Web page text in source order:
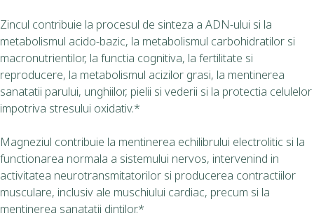
Zincul contribuie la procesul de sinteza a ADN-ului si la
metabolismul acido-bazic, la metabolismul carbohidratilor si
macronutrientilor, la functia cognitiva, la fertilitate si
reproducere, la metabolismul acizilor grasi, la mentinerea
sanatatii parului, unghiilor, pielii si vederii si la protectia celulelor
impotriva stresului oxidativ.*
Magneziul contribuie la mentinerea echilibrului electrolitic si la
functionarea normala a sistemului nervos, intervenind in
activitatea neurotransmitatorilor si producerea contractiilor
musculare, inclusiv ale muschiului cardiac, precum si la
mentinerea sanatatii dintilor.*